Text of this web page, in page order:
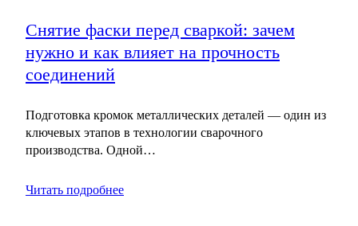
Снятие фаски перед сваркой: зачем
нужно и как влияет на прочность
соединений
Подготовка кромок металлических деталей — один из
ключевых этапов в технологии сварочного
производства. Одной…
Читать подробнее